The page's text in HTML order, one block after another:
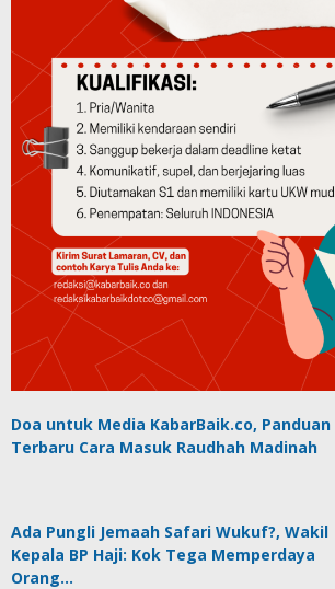
Doa untuk Media KabarBaik.co, Panduan
Terbaru Cara Masuk Raudhah Madinah
Ada Pungli Jemaah Safari Wukuf?, Wakil
Kepala BP Haji: Kok Tega Memperdaya
Orang…